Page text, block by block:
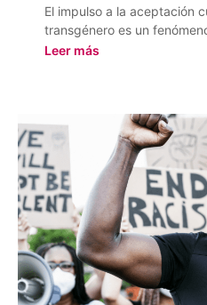
El impulso a la aceptación
transgénero es un
Leer más